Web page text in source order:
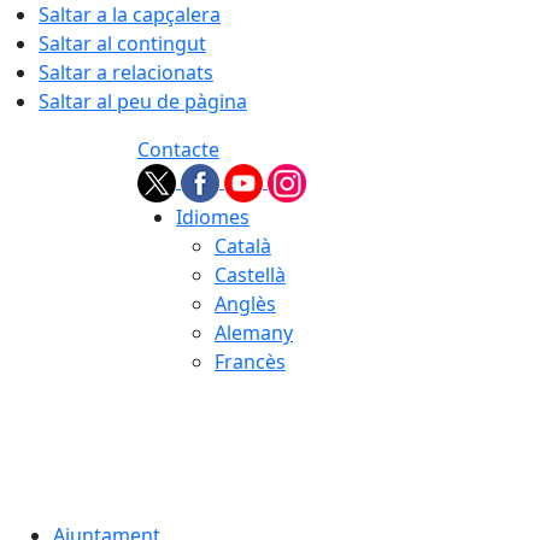
Saltar a la capçalera
Saltar al contingut
Saltar a relacionats
Saltar al peu de pàgina
Contacte
Idiomes
Català
Castellà
Anglès
Alemany
Francès